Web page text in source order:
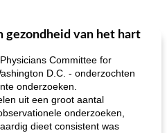
gezondheid van het hart
Committee for
D.C. - onderzochten
onderzoeken.
uit een groot aantal
onderzoeken,
dieet consistent was